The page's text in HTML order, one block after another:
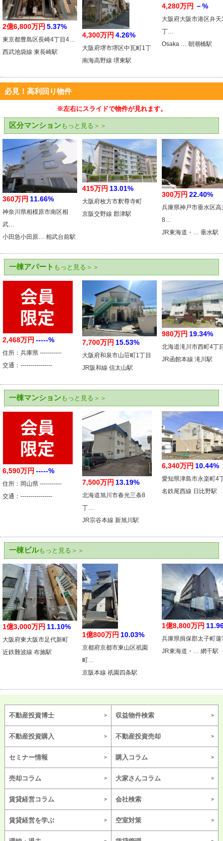
2億6,800万円 5.37%
東京都豊島区長崎4丁目4…
西武池袋線 東長崎駅
4,300万円 4.26%
大阪府堺市堺区中瓦町1丁
南海高野線 堺東駅
4,280万円 －%
大阪府大阪市港区弁天
丁…
Osaka … 朝潮橋駅
必見！高利回り物件
※左右にスライドで物件が見れます。
区分マンションもっと見る＞＞
360万円 11.66%
神奈川県相模原市南区相
武…
小田急小田原… 相武台前駅
415万円 13.01%
大阪府枚方市釈尊寺町
京阪交野線 郡津駅
300万円 22.40%
兵庫県神戸市垂水区高
8…
JR東海道・… 垂水駅
一棟アパート もっと見る＞＞
2,468万円 -----%
住所：兵庫県 -----------
交通：----------------
7,700万円 15.53%
大阪府和泉市山荘町1丁目
JR阪和線 信太山駅
980万円 19.34%
北海道滝川市西町4丁
JR函館本線 滝川駅
一棟マンションもっと見る＞＞
6,590万円 -----%
住所：岡山県 -----------
交通：----------------
7,500万円 13.19%
北海道旭川市春光三条8
丁…
JR宗谷本線 新旭川駅
6,340万円 10.44%
愛知県津島市永楽町4
名鉄尾西線 日比野駅
一棟ビルもっと見る＞＞
1億3,000万円 11.10%
大阪府東大阪市足代新町
近鉄難波線 布施駅
1億800万円 10.03%
京都府京都市東山区祇園
町…
京阪本線 祇園四条駅
1億8,800万円
兵庫県揖保郡太子町蓮
JR東海道・… 網干駅
不動産投資博士 収益物件検索
不動産投資購入 不動産投資売却
セミナー情報 購入コラム
売却コラム 大家さんコラム
賃貸経営コラム 会社検索
賃貸経営を学ぶ 空室対策